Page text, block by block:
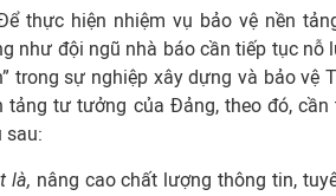
thực hiện nhiệm vụ bảo vệ nền
như đội ngũ nhà báo cần tiếp tục nỗ
trong sự nghiệp xây dựng và bảo vệ
tảng tư tưởng của Đảng, theo đó,
sau:
là, nâng cao chất lượng thông tin,